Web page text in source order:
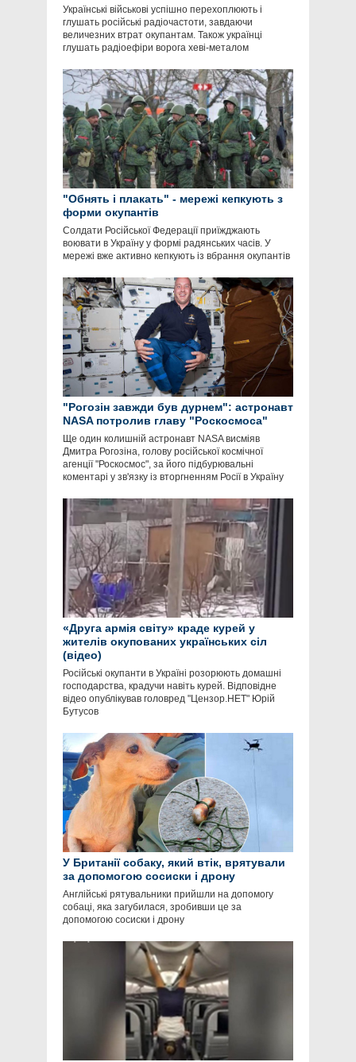
Українські військові успішно перехоплюють і
глушать російські радіочастоти, завдаючи
величезних втрат окупантам. Також українці
глушать радіоефіри ворога хеві-металом
"Обнять і плакать" - мережі кепкують з
форми окупантів
Солдати Російської Федерації приїжджають
воювати в Україну у формі радянських часів. У
мережі вже активно кепкують із вбрання окупантів
"Рогозін завжди був дурнем": астронавт
NASA потролив главу "Роскосмоса"
Ще один колишній астронавт NASA висміяв
Дмитра Рогозіна, голову російської космічної
агенції "Роскосмос", за його підбурювальні
коментарі у зв'язку із вторгненням Росії в Україну
«Друга армія світу» краде курей у
жителів окупованих українських сіл
(відео)
Російські окупанти в Україні розорюють домашні
господарства, крадучи навіть курей. Відповідне
відео опублікував головред "Цензор.НЕТ" Юрій
Бутусов
У Британії собаку, який втік, врятували
за допомогою сосиски і дрону
Англійські рятувальники прийшли на допомогу
собаці, яка загубилася, зробивши це за
допомогою сосиски і дрону